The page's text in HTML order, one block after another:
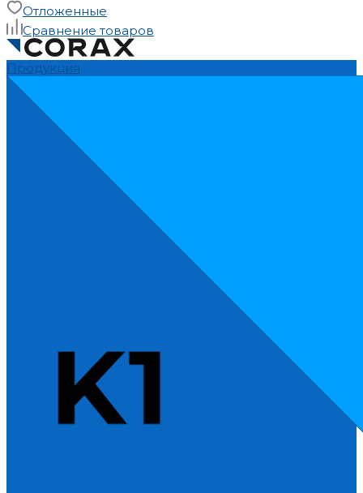
Отложенные
Сравнение товаров
Продукция